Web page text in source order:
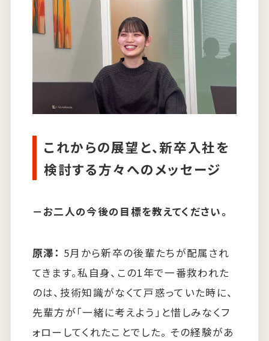
これからの展望と、新卒入社を
検討する方々へのメッセージ
－ お二人の今後の目標を教えてください。
原澤： 5月から新卒の後輩たちが配属され
てきます。私自身、この1年で一番救われた
のは、技術知識がなくて戸惑っていた時に、
先輩方が「一緒に考えよう」と惜しみなくフ
ォローしてくれたことでした。 その経験があ